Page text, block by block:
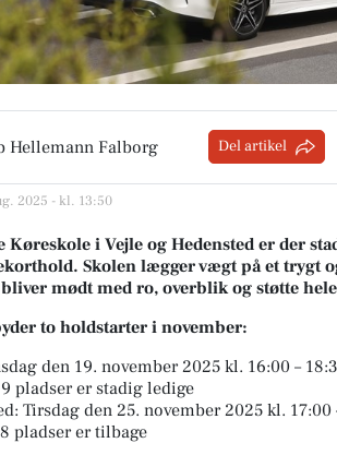
Hellemann Falborg Del artikel
2025 - kl. 13:50
Køreskole i Vejle og Hedensted er der
Skolen lægger vægt på et trygt
mødt med ro, overblik og støtte
to holdstarter i november:
den 19. november 2025 kl. 16:00 –
pladser er stadig ledige
Tirsdag den 25. november 2025 kl. 17:00
pladser er tilbage